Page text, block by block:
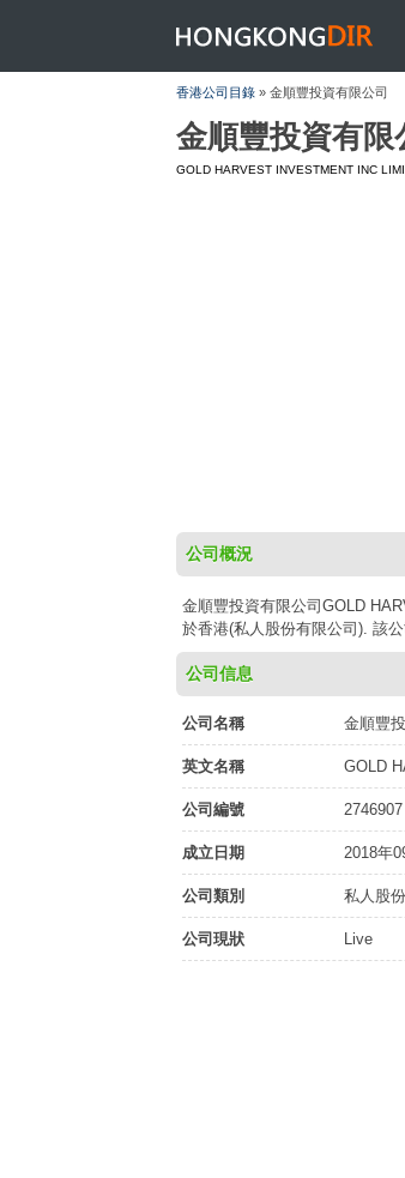
HONGKONGDIR
香港公司目錄 » 金順豐投資有限公司
金順豐投資有限
GOLD HARVEST INVESTMENT INC
公司概況
金順豐投資有限公司GOLD
於香港(私人股份有限公司). 該
公司信息
公司名稱 金順豐
英文名稱 GOLD
公司編號 2746907
成立日期 2018年
公司類別 私人股
公司現狀 Live